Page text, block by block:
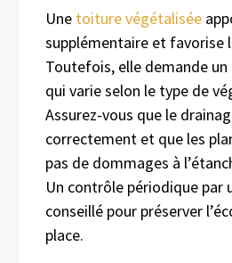
Une toiture végétalisée
supplémentaire et favorise
Toutefois, elle demande
qui varie selon le type de
Assurez-vous que le
correctement et que les
pas de dommages à
Un contrôle périodique par
conseillé pour préserver
place.